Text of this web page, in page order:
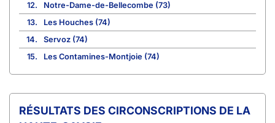
12.
Notre-Dame-de-Bellecombe (73)
13.
Les Houches (74)
14.
Servoz (74)
15.
Les Contamines-Montjoie (74)
CIRCONSCRIPTIONS DE LA